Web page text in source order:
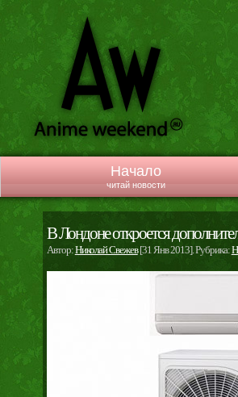
Начало
читай новости
В Лондоне откроется
Автор:Николай Свежев[31 Янв 2013]. Рубрика: